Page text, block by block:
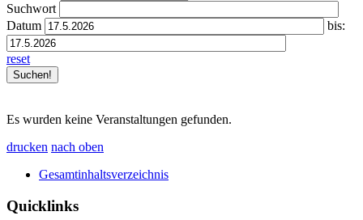
Suchwort
Datum
bis:
reset
Es wurden keine Veranstaltungen gefunden.
drucken nach oben
Gesamtinhaltsverzeichnis
Quicklinks